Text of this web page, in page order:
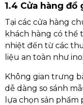
1.4 Cửa hàng
Tại các cửa hàng
khách hàng có
nhiệt đến từ các
liệu an toàn như
Không gian trưng
dễ dàng so sánh
lựa chọn sản phẩm